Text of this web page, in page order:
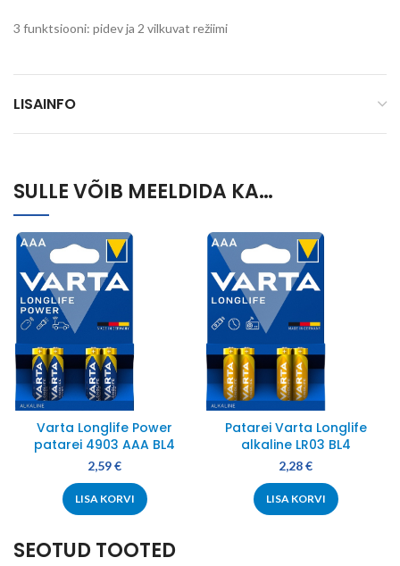
3 funktsiooni: pidev ja 2 vilkuvat režiimi
LISAINFO
SULLE VÕIB MEELDIDA KA…
Varta Longlife Power
patarei 4903 AAA BL4
2,59€
LISA KORVI
Patarei Varta Longlife
alkaline LR03 BL4
2,28€
LISA KORVI
SEOTUD TOOTED